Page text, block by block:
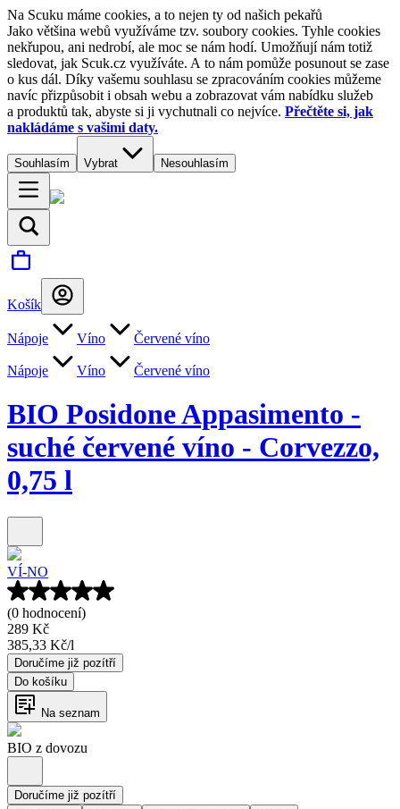
Na Scuku máme cookies, a to nejen ty od našich pekařů
Jako většina webů využíváme tzv. soubory cookies. Tyhle cookies
nekřupou, ani nedrobí, ale moc se nám hodí. Umožňují nám totiž
sledovat, jak Scuk.cz využíváte. A to nám pomůže posunout se zase
o kus dál. Díky vašemu souhlasu se zpracováním cookies můžeme
navíc přizpůsobit i obsah webu a zobrazovat vám nabídku služeb
a produktů tak, abyste si ji vychutnali co nejvíce. Přečtěte si, jak
nakládáme s vašimi daty.
Souhlasím Vybrat Nesouhlasím
Košík
Nápoje Víno Červené víno
Nápoje Víno Červené víno
BIO Posidone Appasimento -
suché červené víno - Corvezzo,
0,75 l
VÍ-NO
(0 hodnocení)
289 Kč
385,33 Kč/l
Doručíme již pozítří
Do košíku
Na seznam
BIO z dovozu
Doručíme již pozítří